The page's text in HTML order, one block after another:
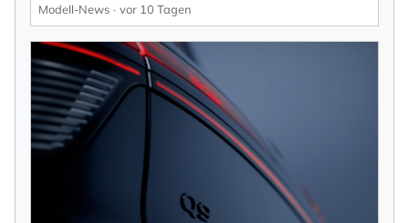
Modell-News vor 10 Tagen
NEWSLETTER ABONNIEREN